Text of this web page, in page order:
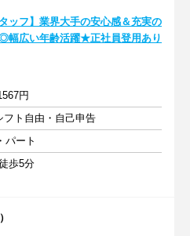
タッフ】業界大手の安心感＆充実の
幅広い年齢活躍★正社員登用あり
円
フト自由・自己申告
パート
歩5分